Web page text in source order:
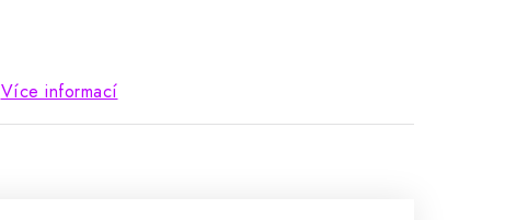
Více informací